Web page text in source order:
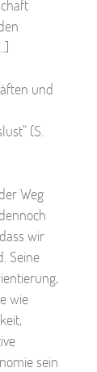
und
(S.
Weg
wir
Seine
wie
sein